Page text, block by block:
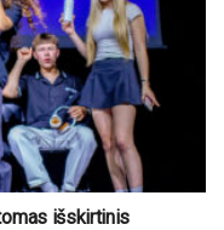
išskirtinis